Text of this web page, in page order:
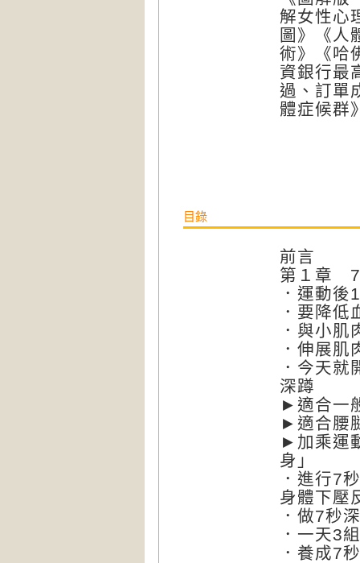
解女性心
圖》《人
術》《哈
資銀行最
過、訂單
體症候群
目錄
前言
第１章 7
．運動
．要降低
．與小肌
．伸展肌
．今天
深蹲
►適合一
►適合腰
►加乘運
身」
．進行7
身體下壓
．做7秒
．一天3
．養成7